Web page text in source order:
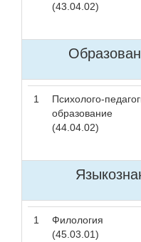
(43.04.02)
1
Психолого-
образование
(44.04.02)
1
Филология
(45.03.01)